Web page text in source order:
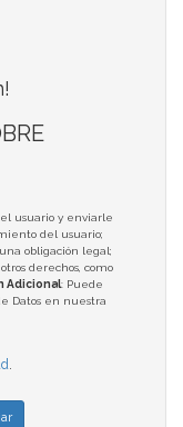
el usuario y enviarle
del usuario;
obligación legal;
derechos, como
Adicional: Puede
Datos en nuestra